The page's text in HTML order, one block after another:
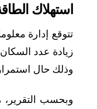
استهلاك
زيادة عدد السكان
وذلك حال